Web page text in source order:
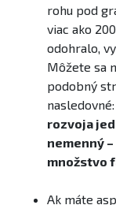
rohu pod
viac ako
odohralo,
Môžete sa
podobný
nasledovné:
rozvoja
nemenný
množstvo
Ak máte